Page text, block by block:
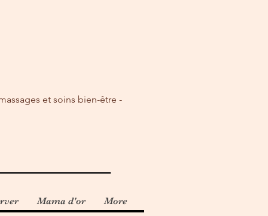
et soins bien-être -
Mama d'or More